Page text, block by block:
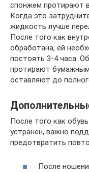
спонжем протирают
Когда это
жидкость лучше
После того как
обработана, ей
постоять 3-4 часа.
протирают
оставляют до
После того как
устранен, важно
предотвратить
После